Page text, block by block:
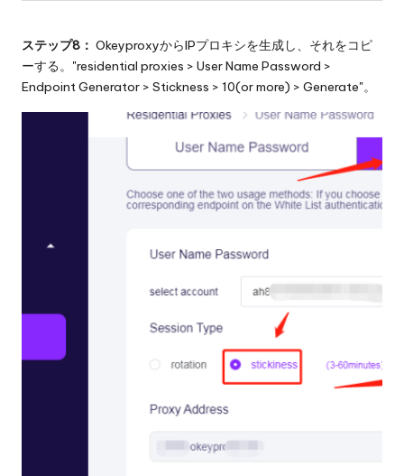
ステップ8： OkeyproxyからIPプロキシを生成し、それをコピ
ーする。"residential proxies > User Name Password >
Endpoint Generator > Stickness > 10(or more) > Generate"。